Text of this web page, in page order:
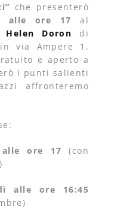
che presenterò
alle ore 17 al
Helen Doron di
via Ampere 1.
e aperto a
i punti salienti
affronteremo
ore 17 (con
alle ore 16:45